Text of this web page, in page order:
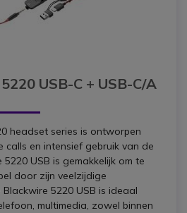
USB-C + USB-C/A
headset series is ontworpen
calls en intensief gebruik van de
USB is gemakkelijk om te
door zijn veelzijdige
5220 USB is ideaal
multimedia, zowel binnen